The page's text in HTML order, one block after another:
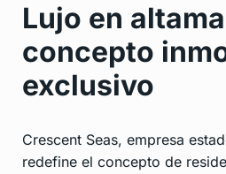
Lujo en
concepto
exclusivo
Crescent Seas, empresa
redefine el concepto de